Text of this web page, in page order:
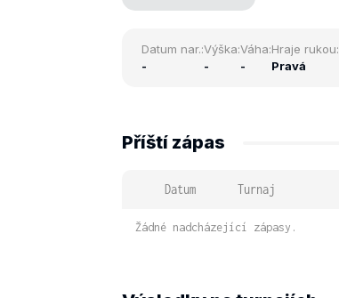
Datum nar.:
-
Výška:
-
Váha:
-
Hraje rukou:
Pravá
Příští zápas
Datum Turnaj
Žádné nadcházející zápasy.